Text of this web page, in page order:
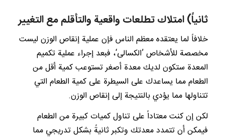
ثانياً) امتلاك تطلعات واقعية والتأقلم مع التغيير
خلافاً لما يعتقده معظم الناس فإن عملية إنقاص الوزن ليست
مخصصة للأشخاص ’الكسالى‘، فبعد إجراء عملية تكميم
المعدة ستكون لديك معدة أصغر تستوعب كمية أقل من
الطعام مما يساعدك على السيطرة على كمية الطعام التي
تتناولها مما يؤدي بالنتيجة إلى إنقاص الوزن.
لكن إن كنت معتاداً على تناول كميات كبيرة من الطعام
فيمكن أن تتمدد معدتك وتكبر ثانيةً بشكل تدريجي مما